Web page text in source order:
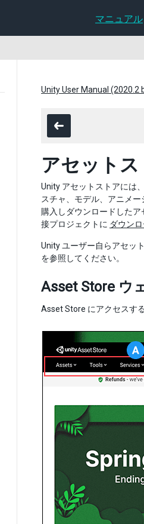
マニュアル
Unity User Manual (2020.2
アセット
Unity アセットストアには
スチャ、モデル、アニメ
購入しダウンロードした
接プロジェクトに ダウン
Unity ユーザー自らアセッ
を参照してください。
Asset Store ウ
Asset Store にアクセスす